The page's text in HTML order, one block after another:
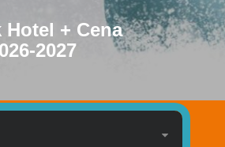
+ Cena
2027